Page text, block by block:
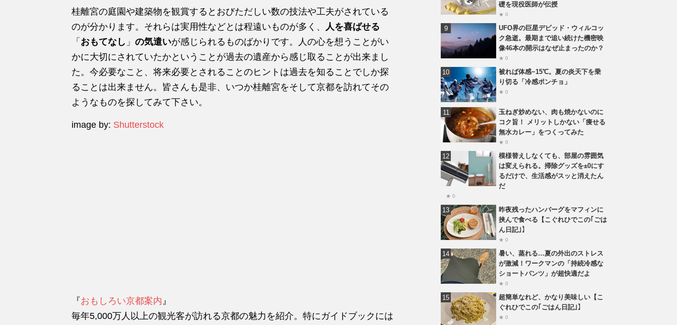
桂離宮の庭園や建築物を観賞するとおびただしい数の技法や工夫がされている
のが分かります。それらは実用性などとは程遠いものが多く、
人を喜ばせる
「 おもてなし 」 の気遣いが感じられるものばかりです。人の心を想うことがい
かに大切にされていたかということが過去の遺産から感じ取ることが出来まし
た。今必要なこと、将来必要とされることのヒントは過去を知ることでしか探
ることは出来ません。皆さんも是非、いつか桂離宮をそして京都を訪れてその
ようなものを探してみて下さい。
image by: Shutterstock
『おもしろい京都案内 』
毎年5,000万人以上の観光客が訪れる京都の魅力を紹介。特にガイドブックには
礎を現役医師が伝授
★ 0
UFO界の巨星デビッド・ウィルコッ
ク急逝。最期まで追い続けた機密映
像46本の開示はなぜ止まったのか？
★ 0
被れば体感−15℃。夏の炎天下を乗
り切る「冷感ポンチョ」
★ 0
玉ねぎ炒めない、肉も焼かないのに
コク旨！ メリットしかない「痩せる
無水カレー」をつくってみた
★ 0
模様替えしなくても、部屋の雰囲気
は変えられる。掃除グッズを±0にす
るだけで、生活感がスッと消えたん
だ
★ 0
昨夜残ったハンバーグをマフィンに
挟んで食べる【こぐれひでこの｢ごは
ん日記｣】
★ 0
暑い、蒸れる…夏の外出のストレス
が激減！ワークマンの「持続冷感な
ショートパンツ」が超快適だよ
★ 0
超簡単なれど、かなり美味しい【こ
ぐれひでこの｢ごはん日記｣】
★ 0